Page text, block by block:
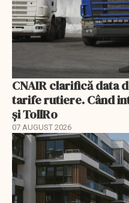
CNAIR clarifică data
tarife rutiere. Când
și TollRo
07 AUGUST 2026